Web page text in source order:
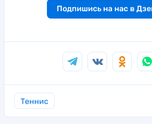
Подпишись на нас в
Теннис